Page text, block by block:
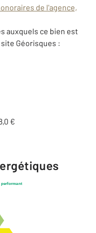
de l'agence,
auxquels ce bien est
Géorisques :
€
performant